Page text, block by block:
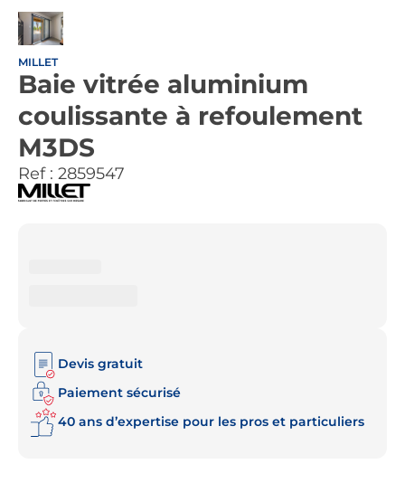
MILLET
Baie vitrée aluminium
coulissante à refoulement
M3DS
Ref : 2859547
Devis gratuit
Paiement sécurisé
40 ans d’expertise pour les pros et particuliers